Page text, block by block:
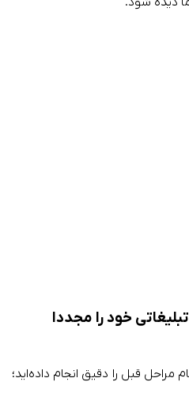
خود را مجددا
قبل را دقیق انجام داده‌اید؛